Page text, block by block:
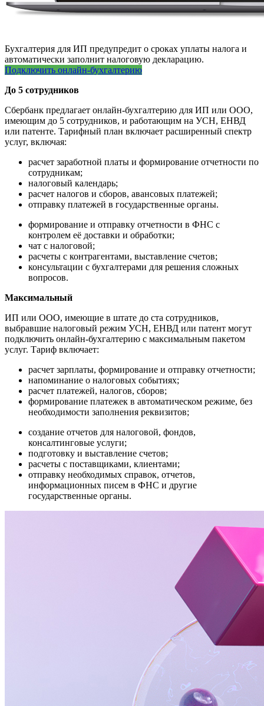
Бухгалтерия для ИП предупредит о сроках уплаты налога и
автоматически заполнит налоговую декларацию.
Подключить онлайн-бухгалтерию
До 5 сотрудников
Сбербанк предлагает онлайн-бухгалтерию для ИП или ООО,
имеющим до 5 сотрудников, и работающим на УСН, ЕНВД
или патенте. Тарифный план включает расширенный спектр
услуг, включая:
расчет заработной платы и формирование отчетности по
сотрудникам;
налоговый календарь;
расчет налогов и сборов, авансовых платежей;
отправку платежей в государственные органы.
формирование и отправку отчетности в ФНС с
контролем её доставки и обработки;
чат с налоговой;
расчеты с контрагентами, выставление счетов;
консультации с бухгалтерами для решения сложных
вопросов.
Максимальный
ИП или ООО, имеющие в штате до ста сотрудников,
выбравшие налоговый режим УСН, ЕНВД или патент могут
подключить онлайн-бухгалтерию с максимальным пакетом
услуг. Тариф включает:
расчет зарплаты, формирование и отправку отчетности;
напоминание о налоговых событиях;
расчет платежей, налогов, сборов;
формирование платежек в автоматическом режиме, без
необходимости заполнения реквизитов;
создание отчетов для налоговой, фондов,
консалтинговые услуги;
подготовку и выставление счетов;
расчеты с поставщиками, клиентами;
отправку необходимых справок, отчетов,
информационных писем в ФНС и другие
государственные органы.